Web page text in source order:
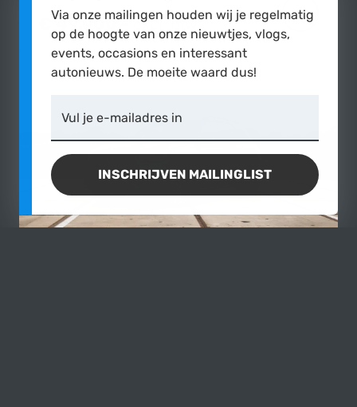
€ 49.900,-excl. btw MEER
Via onze mailingen houden wij je regelmatig
op de hoogte van onze nieuwtjes, vlogs,
events, occasions en interessant
autonieuws. De moeite waard dus!
Vul je e-mailadres in
INSCHRIJVEN MAILINGLIST